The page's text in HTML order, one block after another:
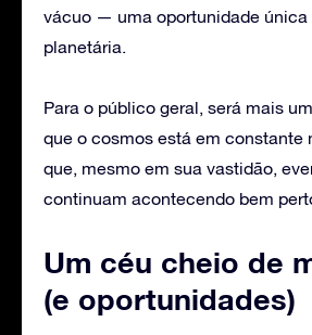
vácuo — uma oportunidade única
planetária.
Para o público geral, será mais
que o cosmos está em constante
que, mesmo em sua vastidão,
continuam acontecendo bem
Um céu cheio de
(e oportunidades)